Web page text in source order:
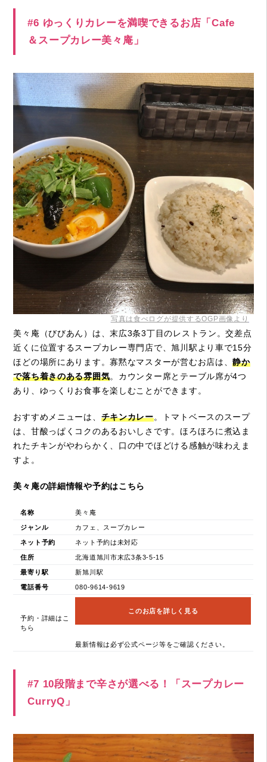
#6 ゆっくりカレーを満喫できるお店「Cafe
＆スープカレー美々庵」
写真は食べログが提供するOGP画像より
美々庵（びびあん）は、末広3条3丁目のレストラン。交差点
近くに位置するスープカレー専門店で、旭川駅より車で15分
ほどの場所にあります。寡黙なマスターが営むお店は、静か
で落ち着きのある雰囲気。カウンター席とテーブル席が4つ
あり、ゆっくりお食事を楽しむことができます。
おすすめメニューは、 チキンカレー。トマトベースのスープ
は、甘酸っぱくコクのあるおいしさです。ほろほろに煮込ま
れたチキンがやわらかく、口の中でほどける感触が味わえま
すよ。
美々庵の詳細情報や予約はこちら
名称 美々庵
ジャンル カフェ、スープカレー
ネット予約 ネット予約は未対応
住所 北海道旭川市末広3条3-5-15
最寄り駅 新旭川駅
電話番号 080-9614-9619
予約・詳細はこ
ちら
このお店を詳しく見る
最新情報は必ず公式ページ等をご確認ください。
#7 10段階まで辛さが選べる！「スープカレー
CurryQ」